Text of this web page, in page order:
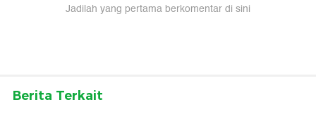
Jadilah yang pertama berkomentar di sini
Berita Terkait